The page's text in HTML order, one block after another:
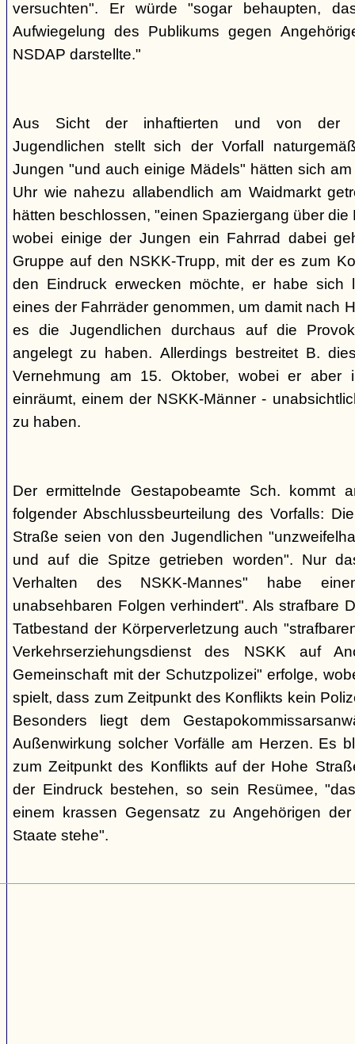
versuchten". Er würde "sogar behaupten,
Aufwiegelung des Publikums gegen
NSDAP darstellte."
Aus Sicht der inhaftierten und von der
Jugendlichen stellt sich der Vorfall
Jungen "und auch einige Mädels" hätten sich
Uhr wie nahezu allabendlich am Waidmarkt
hätten beschlossen, "einen Spaziergang über
wobei einige der Jungen ein Fahrrad dabei
Gruppe auf den NSKK-Trupp, mit der es zum
den Eindruck erwecken möchte, er habe sich
eines der Fahrräder genommen, um damit nach
es die Jugendlichen durchaus auf die
angelegt zu haben. Allerdings bestreitet B.
Vernehmung am 15. Oktober, wobei er aber
einräumt, einem der NSKK-Männer -
zu haben.
Der ermittelnde Gestapobeamte Sch. kommt
folgender Abschlussbeurteilung des Vorfalls:
Straße seien von den Jugendlichen
und auf die Spitze getrieben worden". Nur
Verhalten des NSKK-Mannes" habe
unabsehbaren Folgen verhindert". Als strafbare
Tatbestand der Körperverletzung auch
Verkehrserziehungsdienst des NSKK auf
Gemeinschaft mit der Schutzpolizei" erfolge,
spielt, dass zum Zeitpunkt des Konflikts kein
Besonders liegt dem
Außenwirkung solcher Vorfälle am Herzen. Es
zum Zeitpunkt des Konflikts auf der Hohe
der Eindruck bestehen, so sein Resümee,
einem krassen Gegensatz zu Angehörigen
Staate stehe".